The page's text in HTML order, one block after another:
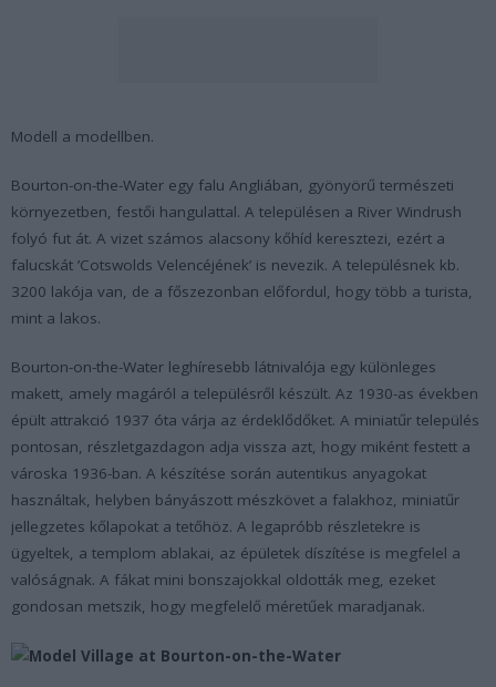
Modell a modellben.
Bourton-on-the-Water egy falu Angliában, gyönyörű természeti
környezetben, festői hangulattal. A településen a River Windrush
folyó fut át. A vizet számos alacsony kőhíd keresztezi, ezért a
falucskát ’Cotswolds Velencéjének’ is nevezik. A településnek kb.
3200 lakója van, de a főszezonban előfordul, hogy több a turista,
mint a lakos.
Bourton-on-the-Water leghíresebb látnivalója egy különleges
makett, amely magáról a településről készült. Az 1930-as években
épült attrakció 1937 óta várja az érdeklődőket. A miniatűr település
pontosan, részletgazdagon adja vissza azt, hogy miként festett a
városka 1936-ban. A készítése során autentikus anyagokat
használtak, helyben bányászott mészkövet a falakhoz, miniatűr
jellegzetes kőlapokat a tetőhöz. A legapróbb részletekre is
ügyeltek, a templom ablakai, az épületek díszítése is megfelel a
valóságnak. A fákat mini bonszajokkal oldották meg, ezeket
gondosan metszik, hogy megfelelő méretűek maradjanak.